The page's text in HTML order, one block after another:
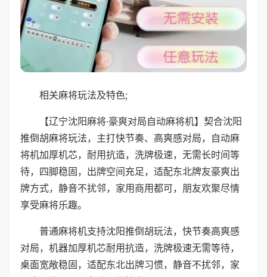
相关麻将玩法及特色;
【辽宁沈阳麻将·豪爽对局自动麻将机】契合沈阳
推倒胡麻将玩法，主打快节奏、高爽感对局，自动麻
将机加厚机芯，耐用抗造，洗牌极速，无需长时间等
待，四脚稳固，出牌空间充足，适配东北牌友豪爽出
牌方式，静音不扰邻，家用商用都可，朋友欢聚尽情
享受麻将乐趣。
普通麻将机支持沈阳推倒胡玩法，快节奏高爽感
对局，机器加厚机芯耐用抗造，洗牌极速无需等待，
桌面宽敞稳固，适配东北出牌习惯，静音不扰邻，家